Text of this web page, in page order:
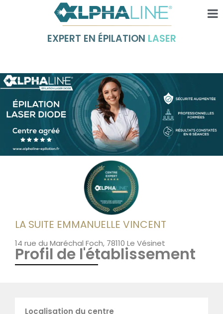
EXPERT EN ÉPILATION LASER
LA SUITE EMMANUELLE VINCENT
14 rue du Maréchal Foch, 78110 Le Vésinet
Profil de l'établissement
Localisation du centre